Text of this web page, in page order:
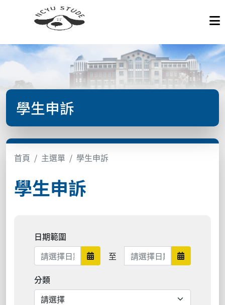
學生申訴
首頁 主選單 學生申訴
學生申訴
日期範圍
日期範圍開始
至 日期範圍結束 日期範圍
分類